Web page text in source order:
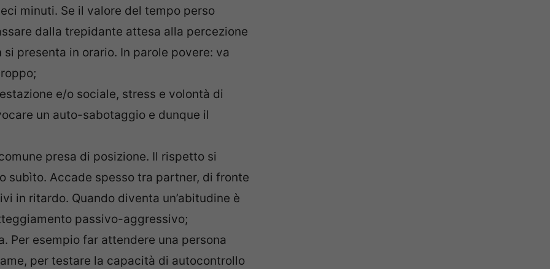
minuti. Se il valore del tempo perso
dalla trepidante attesa alla percezione
presenta in orario. In parole povere: va
e/o sociale, stress e volontà di
un auto-sabotaggio e dunque il
presa di posizione. Il rispetto si
subìto. Accade spesso tra partner, di fronte
in ritardo. Quando diventa un’abitudine è
passivo-aggressivo;
Per esempio far attendere una persona
per testare la capacità di autocontrollo